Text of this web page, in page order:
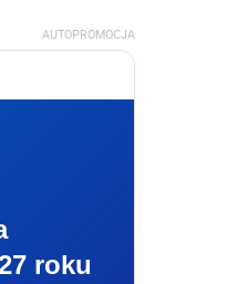
AUTOPROMOCJA
roku